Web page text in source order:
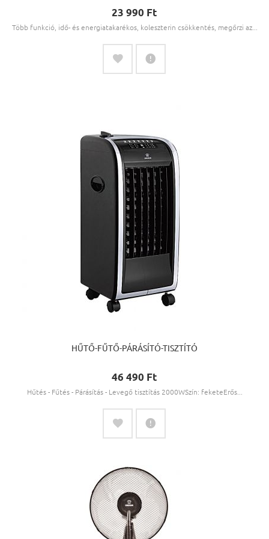
23 990 Ft‎
Több funkció, idő- és energiatakarékos, koleszterin csökkentés, megőrzi az...
HŰTŐ-FŰTŐ-PÁRÁSÍTÓ-TISZTÍTÓ
46 490 Ft‎
Hűtés - Fűtés - Párásítás - Levegő tisztítás 2000WSzín: feketeErős...